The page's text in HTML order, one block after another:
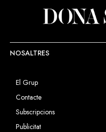
NOSALTRES
El Grup
Contacte
Subscripcions
Publicitat